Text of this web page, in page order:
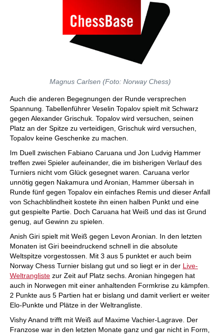
Magnus Carlsen (Foto: Norway Chess)
Auch die anderen Begegnungen der Runde versprechen
Spannung. Tabellenführer Veselin Topalov spielt mit Schwarz
gegen Alexander Grischuk. Topalov wird versuchen, seinen
Platz an der Spitze zu verteidigen, Grischuk wird versuchen,
Topalov keine Geschenke zu machen.
Im Duell zwischen Fabiano Caruana und Jon Ludvig Hammer
treffen zwei Spieler aufeinander, die im bisherigen Verlauf des
Turniers nicht vom Glück gesegnet waren. Caruana verlor
unnötig gegen Nakamura und Aronian, Hammer übersah in
Runde fünf gegen Topalov ein einfaches Remis und dieser Anfall
von Schachblindheit kostete ihn einen halben Punkt und eine
gut gespielte Partie. Doch Caruana hat Weiß und das ist Grund
genug, auf Gewinn zu spielen.
Anish Giri spielt mit Weiß gegen Levon Aronian. In den letzten
Monaten ist Giri beeindruckend schnell in die absolute
Weltspitze vorgestossen. Mit 3 aus 5 punktet er auch beim
Norway Chess Turnier bislang gut und so liegt er in der Live-
Weltrangliste zur Zeit auf Platz sechs. Aronian hingegen hat
auch in Norwegen mit einer anhaltenden Formkrise zu kämpfen.
2 Punkte aus 5 Partien hat er bislang und damit verliert er weiter
Elo-Punkte und Plätze in der Weltrangliste.
Vishy Anand trifft mit Weiß auf Maxime Vachier-Lagrave. Der
Franzose war in den letzten Monate ganz und gar nicht in Form,